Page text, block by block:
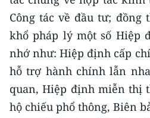
Công tác về đầu tư;
khổ pháp lý một số Hiệp
nhớ như: Hiệp định cấp
hỗ trợ hành chính lẫn
quan, Hiệp định miễn thị
hộ chiếu phổ thông, Biên